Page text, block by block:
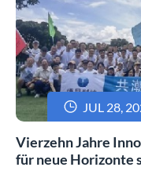
 JUL 28,
Vierzehn Jahre
für neue Horizonte